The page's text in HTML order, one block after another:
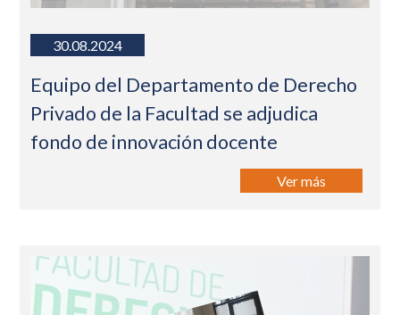
30.08.2024
Equipo del Departamento de Derecho
Privado de la Facultad se adjudica
fondo de innovación docente
Ver más